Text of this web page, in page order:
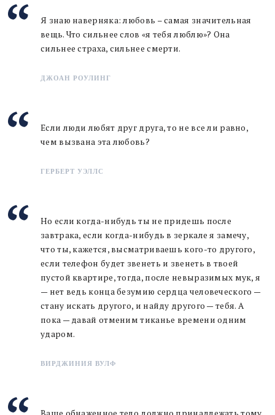
Я знаю наверняка: любовь – самая значительная
вещь. Что сильнее слов «я тебя люблю»? Она
сильнее страха, сильнее смерти.
ДЖОАН РОУЛИНГ
Если люди любят друг друга, то не все ли равно,
чем вызвана эта любовь?
ГЕРБЕРТ УЭЛЛС
Но если когда-нибудь ты не придешь после
завтрака, если когда-нибудь в зеркале я замечу,
что ты, кажется, высматриваешь кого-то другого,
если телефон будет звенеть и звенеть в твоей
пустой квартире, тогда, после невыразимых мук, я
— нет ведь конца безумию сердца человеческого —
стану искать другого, и найду другого — тебя. А
пока — давай отменим тиканье времени одним
ударом.
ВИРДЖИНИЯ ВУЛФ